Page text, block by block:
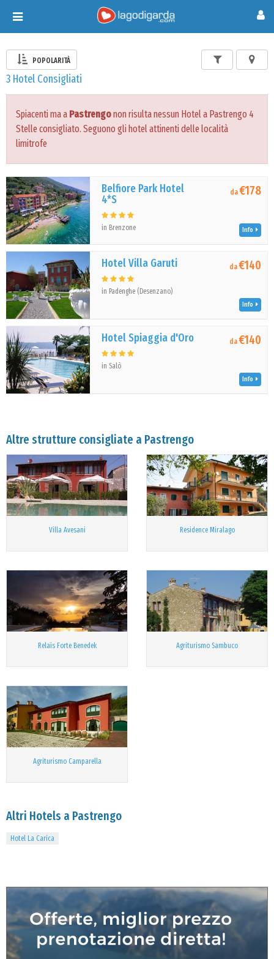
Toggle
navigation
POPOLARITÀ
3 Hotel Consigliati
Spiacenti ma a Pastrengonon risulta nessun Hotel a Pastrengo 4
Stelle consigliato. Seguono gli hotel attinenti delle località
limitrofe
Belfiore Park Hotel
4*S
in Brenzone
da€178
Info
Hotel Villa Garuti
in Padenghe (Desenzano)
da€140
Info
Hotel Spiaggia d'Oro
in Salò
da€140
Info
Altre strutture consigliate a Pastrengo
Villa Avesani Residence Miralago
Relais Forte Benedek Agriturismo Sambuco
Agriturismo Camparella
Altri Hotels a Pastrengo
Hotel La Carica